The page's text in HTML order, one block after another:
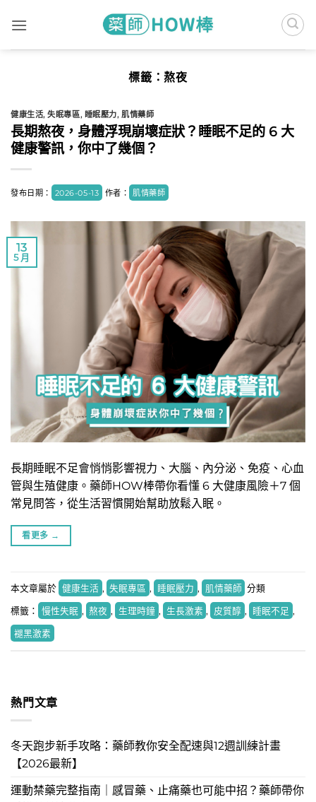
標籤：熬夜
健康生活,失眠專區, 睡眠壓力,肌情藥師
長期熬夜，身體浮現崩壞症狀？睡眠不足的 6 大
健康警訊，你中了幾個？
發布日期： 2026-05-13 作者： 肌情藥師
13
5 月
長期睡眠不足會悄悄影響視力、大腦、內分泌、免疫、心血
管與生殖健康。藥師HOW棒帶你看懂 6 大健康風險＋7 個
常見問答，從生活習慣開始幫助放鬆入眠。
看更多 →
本文章屬於 健康生活 , 失眠專區 , 睡眠壓力 , 肌情藥師 分類
標籤： 慢性失眠 , 熬夜 , 生理時鐘 , 生長激素 , 皮質醇 , 睡眠不足 ,
褪黑激素
熱門文章
冬天跑步新手攻略：藥師教你安全配速與12週訓練計畫
【2026最新】
運動禁藥完整指南｜感冒藥、止痛藥也可能中招？藥師帶你